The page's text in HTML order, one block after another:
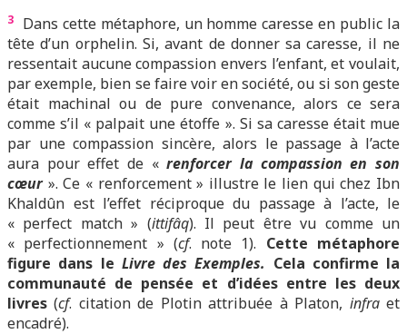
3
Dans cette métaphore, un homme caresse en public la
tête d’un orphelin. Si, avant de donner sa caresse, il ne
ressentait aucune compassion envers l’enfant, et voulait,
par exemple, bien se faire voir en société, ou si son geste
était machinal ou de pure convenance, alors ce sera
comme s’il « palpait une étoffe ». Si sa caresse était mue
par une compassion sincère, alors le passage à l’acte
aura pour effet de «renforcer la compassion en son
cœur». Ce « renforcement » illustre le lien qui chez Ibn
Khaldûn est l’effet réciproque du passage à l’acte, le
« perfect match » (ittifâq). Il peut être vu comme un
« perfectionnement » (cf. note 1). Cette métaphore
figure dans le Livre des Exemples. Cela confirme la
communauté de pensée et d’idées entre les deux
livres (cf. citation de Plotin attribuée à Platon, infraet
encadré).